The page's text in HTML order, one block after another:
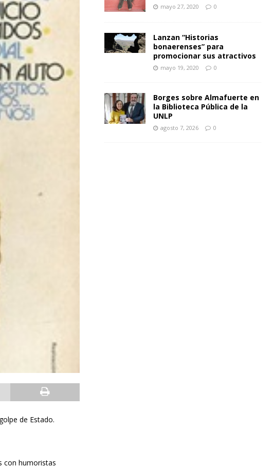
de Estado.
con humoristas
mayo 27, 2020 0
Lanzan “Historias
bonaerenses” para
promocionar sus atractivos
mayo 19, 2020 0
Borges sobre Almafuerte en
la Biblioteca Pública de la
UNLP
agosto 7, 2026 0